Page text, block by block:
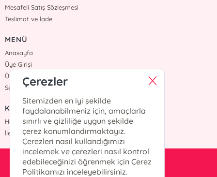
Mesafeli Satış Sözleşmesi
Teslimat ve İade
MENÜ
Anasayfa
Üye Girişi
Üye Ol
Sepetim
KURUMSAL
Hakkımızda
İletişim
kesit@kesityayinlari.com
Çerezler
Sitemizden en iyi şekilde
faydalanabilmeniz için, amaçlarla
sınırlı ve gizliliğe uygun şekilde
çerez konumlandırmaktayız.
Çerezleri nasıl kullandığımızı
incelemek ve çerezleri nasıl kontrol
edebileceğinizi öğrenmek için Çerez
Politikamızı inceleyebilirsiniz.